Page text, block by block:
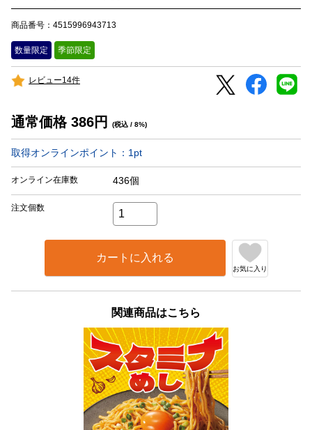
商品番号：4515996943713
数量限定 季節限定
レビュー14件
通常価格 386円 (税込 / 8%)
取得オンラインポイント： 1 pt
オンライン在庫数 436個
注文個数
カートに入れる
お気に入り
関連商品はこちら